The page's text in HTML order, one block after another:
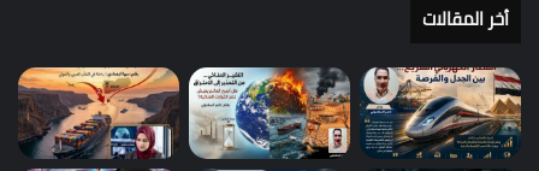
أخر المقالات